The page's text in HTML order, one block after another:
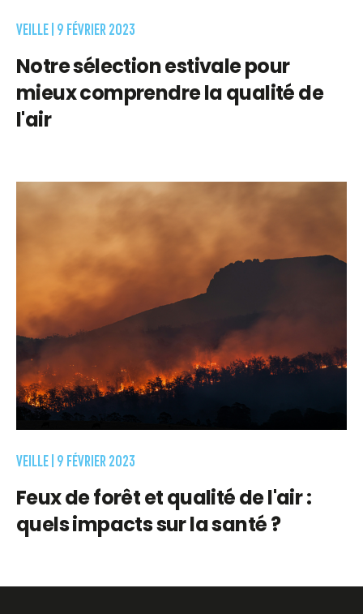
VEILLE | 9 FÉVRIER 2023
Notre sélection estivale pour
mieux comprendre la qualité de
l'air
VEILLE | 9 FÉVRIER 2023
Feux de forêt et qualité de l'air :
quels impacts sur la santé ?